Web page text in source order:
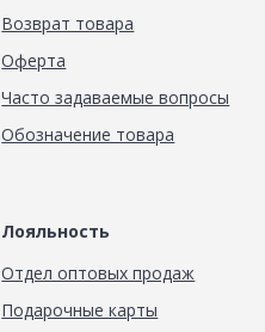
Возврат товара
Оферта
Часто задаваемые вопросы
Обозначение товара
Лояльность
Отдел оптовых продаж
Подарочные карты